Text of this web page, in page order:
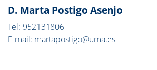
D. Marta Postigo Asenjo
Tel: 952131806
E-mail: martapostigo@uma.es